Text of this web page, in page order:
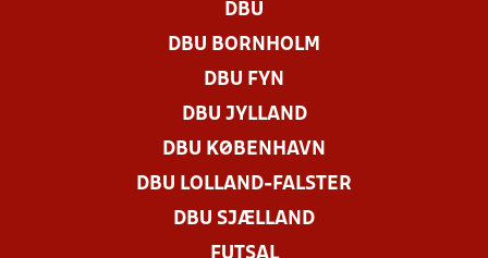
DBU
DBU BORNHOLM
DBU FYN
DBU JYLLAND
DBU KØBENHAVN
DBU LOLLAND-FALSTER
DBU SJÆLLAND